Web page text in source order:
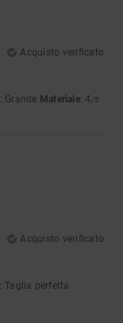
Acquisto verificato
: Grande Materiale: 4 /5
Acquisto verificato
: Taglia perfetta